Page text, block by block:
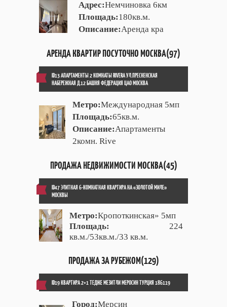
Адрес:Немчиновка 6км
Площадь:180кв.м.
Описание:Аренда кра
АРЕНДА КВАРТИР ПОСУТОЧНО МОСКВА(97)
ID13 АПАРТАМЕНТЫ 2 КОМНАТЫ RIVERA УЛ.ПРЕСНЕНСКАЯ
НАБЕРЕЖНАЯ Д.12 БАШНЯ ФЕДЕРАЦИЯ ЦАО МОСКВА
Метро:Международная 5мп
Площадь:65кв.м.
Описание:Апартаменты
2комн. Rive
ПРОДАЖА НЕДВИЖИМОСТИ МОСКВА(45)
ID47 ЭЛИТНАЯ 6-КОМНАТНАЯ КВАРТИРА НА «ЗОЛОТОЙ МИЛЕ»
МОСКВЫ
Метро:Кропоткинская» 5мп
Площадь:
224
кв.м./53кв.м./33 кв.м.
ПРОДАЖА ЗА РУБЕЖОМ(129)
ID19 КВАРТИРА 2+1 ТЕДЖЕ МЕЗИТЛИ МЕРОСИН ТУРЦИЯ 186119
Город:Мерсин